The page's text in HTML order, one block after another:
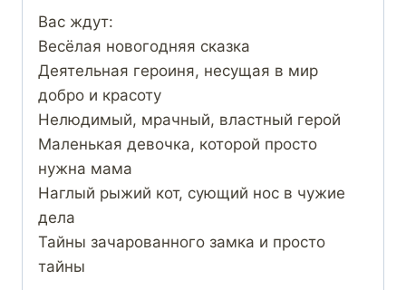
Вас ждут:
Весёлая новогодняя сказка
Деятельная героиня, несущая в мир
добро и красоту
Нелюдимый, мрачный, властный герой
Маленькая девочка, которой просто
нужна мама
Наглый рыжий кот, сующий нос в чужие
дела
Тайны зачарованного замка и просто
тайны